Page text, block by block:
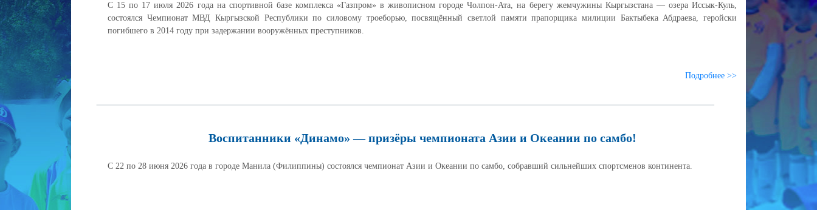
С 15 по 17 июля 2026 года на спортивной базе комплекса «Газпром» в живописном городе Чолпон-Ата, на берегу жемчужины Кыргызстана — озера Иссык-Куль,
состоялся Чемпионат МВД Кыргызской Республики по силовому троеборью, посвящённый светлой памяти прапорщика милиции Бактыбека Абдраева, геройски
погибшего в 2014 году при задержании вооружённых преступников.
Подробнее >>
Воспитанники «Динамо» — призёры чемпионата Азии и Океании по самбо!
С 22 по 28 июня 2026 года в городе Манила (Филиппины) состоялся чемпионат Азии и Океании по самбо, собравший сильнейших спортсменов континента.